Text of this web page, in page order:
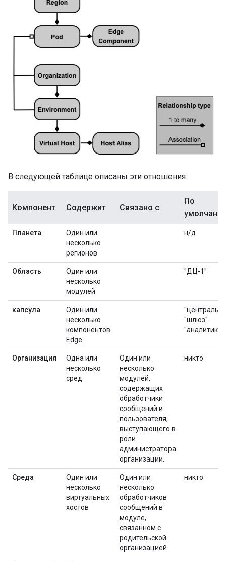
В следующей таблице описаны эти отношения:
Компонент Содержит Связано с
По
Планета
Один или
несколько
регионов
н/д
Область
Один или
несколько
модулей
"ДЦ-1"
капсула
Один или
несколько
компонентов
Edge
"шлюз"
"аналитика"
Организация
Одна или
несколько
сред
Один или
несколько
модулей,
содержащих
обработчики
сообщений и
пользователя,
выступающего в
роли
администратора
организации.
никто
Среда
Один или
несколько
виртуальных
хостов
Один или
несколько
обработчиков
сообщений в
модуле,
связанном с
родительской
организацией.
никто